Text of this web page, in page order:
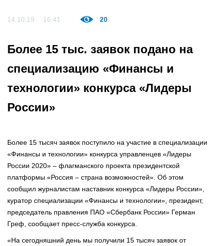
14.10.19 16:41 20
Более 15 тыс. заявок подано на
специализацию «Финансы и
технологии» конкурса «Лидеры
России»
Более 15 тысяч заявок поступило на участие в специализации
«Финансы и технологии» конкурса управленцев «Лидеры
России 2020» – флагманского проекта президентской
платформы «Россия – страна возможностей». Об этом
сообщил журналистам наставник конкурса «Лидеры России»,
куратор специализации «Финансы и технологии», президент,
председатель правления ПАО «Сбербанк России» Герман
Греф, сообщает пресс-служба конкурса.
«На сегодняшний день мы получили 15 тысяч заявок от